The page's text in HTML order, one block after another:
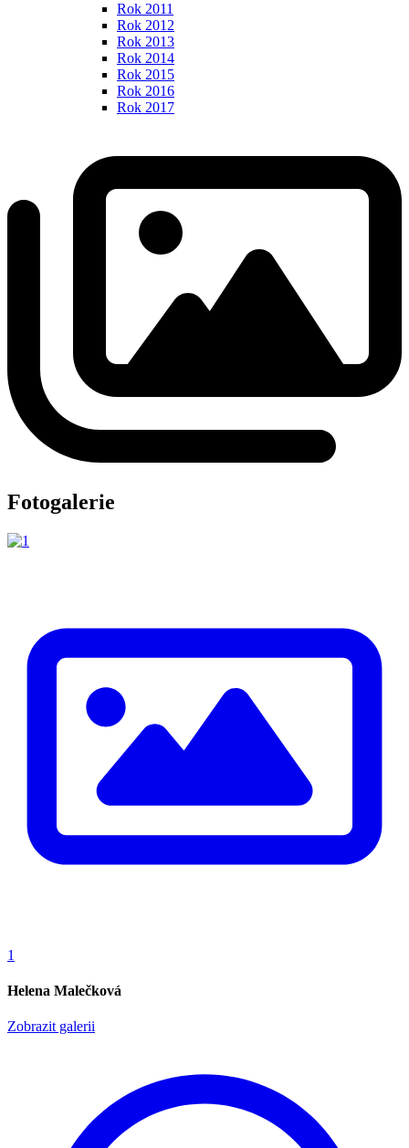
Rok 2011
Rok 2012
Rok 2013
Rok 2014
Rok 2015
Rok 2016
Rok 2017
Fotogalerie
1
Helena Malečková
Zobrazit galerii